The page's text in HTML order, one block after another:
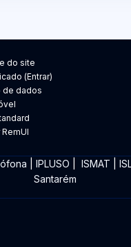
do site
(Entrar)
de dados
IPLUSO ISMAT
Santarém